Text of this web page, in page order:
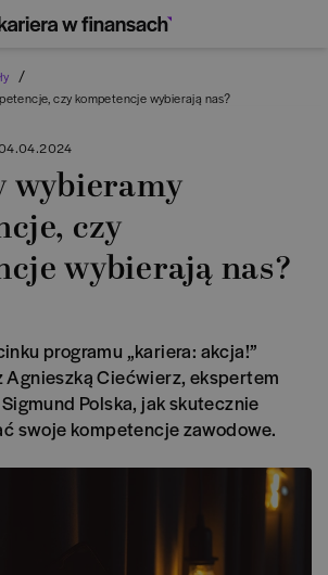
/
czy kompetencje wybierają nas?
wybieramy
czy
wybierają nas?
programu „kariera: akcja!”
Agnieszką Ciećwierz, ekspertem
Polska, jak skutecznie
swoje kompetencje zawodowe.